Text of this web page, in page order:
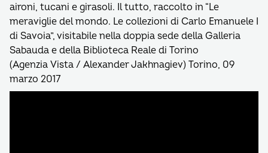
aironi, tucani e girasoli. Il tutto, raccolto in “Le
meraviglie del mondo. Le collezioni di Carlo Emanuele I
di Savoia”, visitabile nella doppia sede della Galleria
Sabauda e della Biblioteca Reale di Torino
(Agenzia Vista / Alexander Jakhnagiev) Torino, 09
marzo 2017